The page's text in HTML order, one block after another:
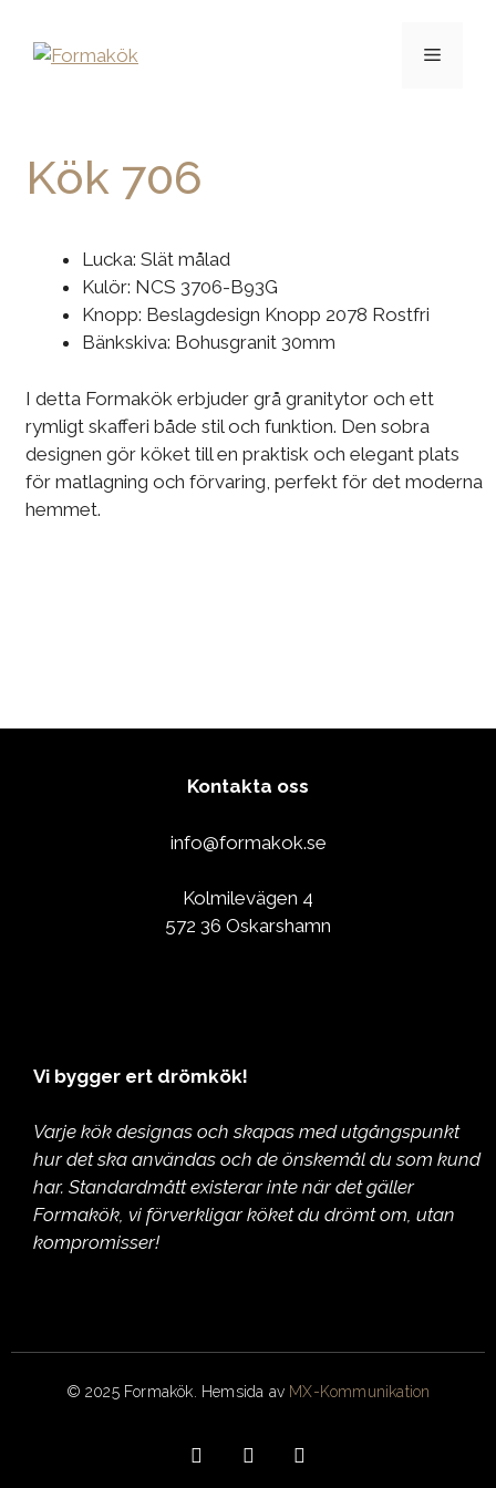
Kök 706
Lucka: Slät målad
Kulör: NCS 3706-B93G
Knopp: Beslagdesign Knopp 2078 Rostfri
Bänkskiva: Bohusgranit 30mm
I detta Formakök erbjuder grå granitytor och ett
rymligt skafferi både stil och funktion. Den sobra
designen gör köket till en praktisk och elegant plats
för matlagning och förvaring, perfekt för det moderna
hemmet.
Kontakta oss
info@formakok.se
Kolmilevägen 4
572 36 Oskarshamn
Vi bygger ert drömkök!
Varje kök designas och skapas med utgångspunkt
hur det ska användas och de önskemål du som kund
har. Standardmått existerar inte när det gäller
Formakök, vi förverkligar köket du drömt om, utan
kompromisser!
© 2025 Formakök. Hemsida av MX-Kommunikation